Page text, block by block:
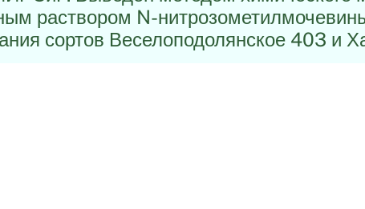
раствором N-
сортов Веселоподолянское 403 и